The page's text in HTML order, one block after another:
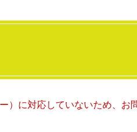
）に対応していないため、お